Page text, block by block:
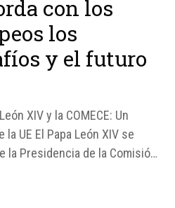
con los
los
y el futuro
XIV y la COMECE: Un
UE El Papa León XIV se
la Presidencia de la Comisión
21 de mayo, con el objetivo